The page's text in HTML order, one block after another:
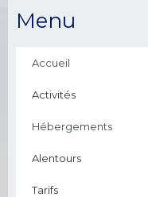
Menu
Accueil
Activités
Hébergements
Alentours
Tarifs